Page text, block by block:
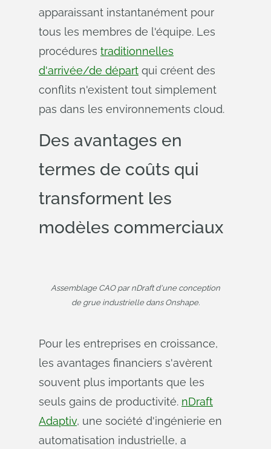
apparaissant instantanément pour
tous les membres de l'équipe. Les
procédures traditionnelles
d'arrivée/de départ qui créent des
conflits n'existent tout simplement
pas dans les environnements cloud.
Des avantages en
termes de coûts qui
transforment les
modèles commerciaux
Assemblage CAO par nDraft d'une conception
de grue industrielle dans Onshape.
Pour les entreprises en croissance,
les avantages financiers s'avèrent
souvent plus importants que les
seuls gains de productivité. nDraft
Adaptiv, une société d'ingénierie en
automatisation industrielle, a